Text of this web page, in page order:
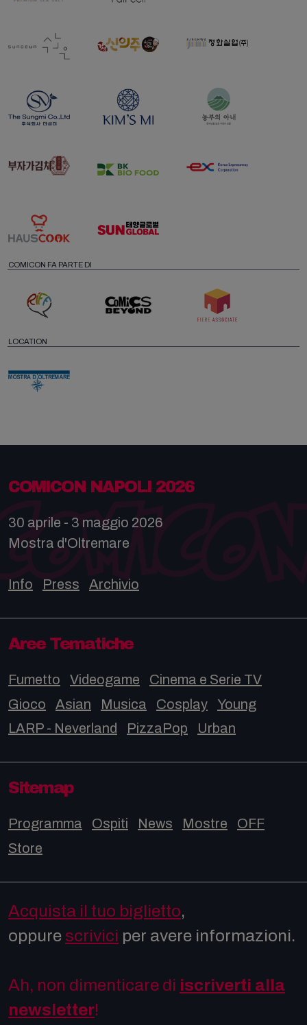
COMICON FA PARTE DI
LOCATION
COMICON NAPOLI 2026
30 aprile - 3 maggio 2026
Mostra d'Oltremare
Info Press Archivio
Aree Tematiche
Fumetto Videogame
Cinema e Serie TV
Gioco
Asian Musica Cosplay
Young
LARP - Neverland
PizzaPop Urban
Sitemap
Programma Ospiti News Mostre
OFF
Store
Acquista il tuo biglietto,
oppure scrivici per avere informazioni.
Ah, non dimenticare di iscriverti alla
newsletter!